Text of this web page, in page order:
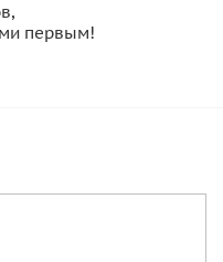
первым!